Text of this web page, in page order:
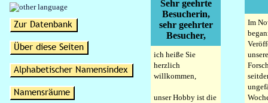
Sehr geehrte
Besucherin,
sehr geehrter
Besucher,
ich heiße Sie
herzlich
willkommen,
unser Hobby ist die
Im